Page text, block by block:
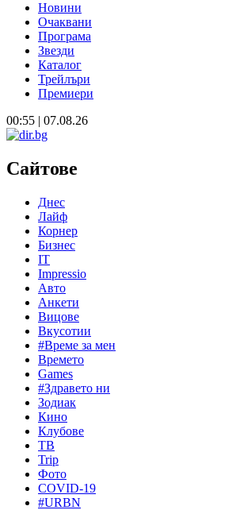
Новини
Очаквани
Програма
Звезди
Каталог
Трейлъри
Премиери
00:55 | 07.08.26
Сайтове
Днес
Лайф
Корнер
Бизнес
IT
Impressio
Авто
Анкети
Вицове
Вкусотии
#Време за мен
Времето
Games
#Здравето ни
Зодиак
Кино
Клубове
ТВ
Trip
Фото
COVID-19
#URBN